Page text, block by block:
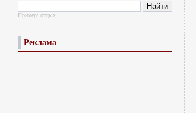
Пример: отдых
Реклама